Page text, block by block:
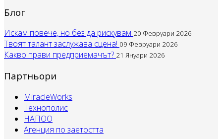
Блог
Искам повече, но без да рискувам 20 Февруари 2026
Твоят талант заслужава сцена! 09 Февруари 2026
Какво прави предприемачът? 21 Януари 2026
Партньори
MiracleWorks
Технополис
НАПОО
Агенция по заетостта